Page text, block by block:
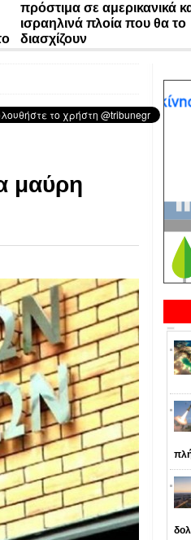
πρόστιμα σε αμερικανικά
ισραηλινά πλοία που θα το
διασχίζουν
μαύρη